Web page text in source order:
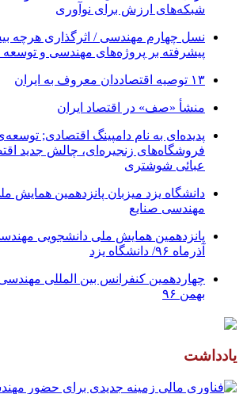
شبکه‌های ارزش برای نوآوری
نسل چهارم مهندسی / اثرگذاری هرچه
پیشرفته بر پروژه‌های مهندسی و
۱۳ توصیه اقتصاددان معروف به ایران
منشأ «صف» در اقتصاد ایران
پدیده‌ای به نام دامپینگ اقتصادی;
فروشگاه‌های زنجیره‌ای، چالش جدید
عبائی شوشتری
دانشگاه یزد میزبان پانزدهمین همایش
مهندسی صنایع
آذرماه ۹۶/ دانشگاه یزد
بهمن ۹۶
یادداشت